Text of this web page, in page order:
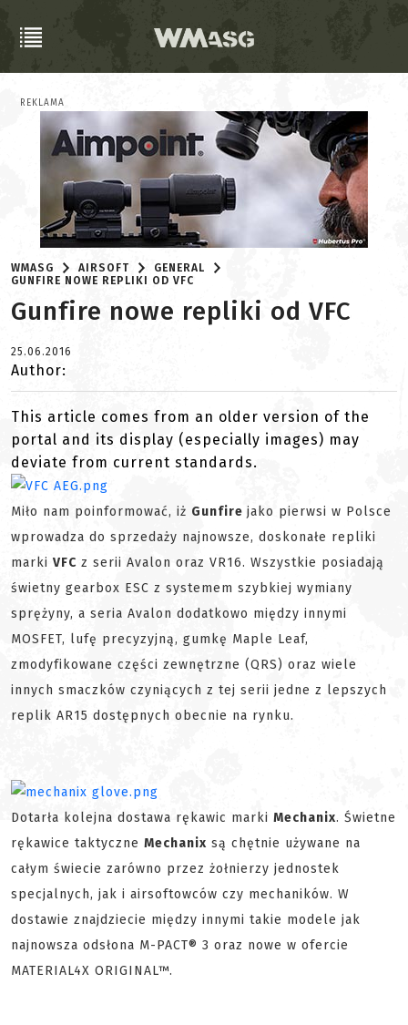
REKLAMA
WMASG AIRSOFT
GENERAL
GUNFIRE NOWE REPLIKI OD VFC
Gunfire nowe repliki od VFC
25.06.2016
Author:
This article comes from an older version of the
portal and its display (especially images) may
deviate from current standards.
Miło nam poinformować, iż Gunfire jako pierwsi w Polsce
wprowadza do sprzedaży najnowsze, doskonałe repliki
marki VFC z serii Avalon oraz VR16. Wszystkie posiadają
świetny gearbox ESC z systemem szybkiej wymiany
sprężyny, a seria Avalon dodatkowo między innymi
MOSFET, lufę precyzyjną, gumkę Maple Leaf,
zmodyfikowane części zewnętrzne (QRS) oraz wiele
innych smaczków czyniących z tej serii jedne z lepszych
replik AR15 dostępnych obecnie na rynku.
Dotarła kolejna dostawa rękawic marki Mechanix. Świetne
rękawice taktyczne Mechanix są chętnie używane na
całym świecie zarówno przez żołnierzy jednostek
specjalnych, jak i airsoftowców czy mechaników. W
dostawie znajdziecie między innymi takie modele jak
najnowsza odsłona M-PACT® 3 oraz nowe w ofercie
MATERIAL4X ORIGINAL™.